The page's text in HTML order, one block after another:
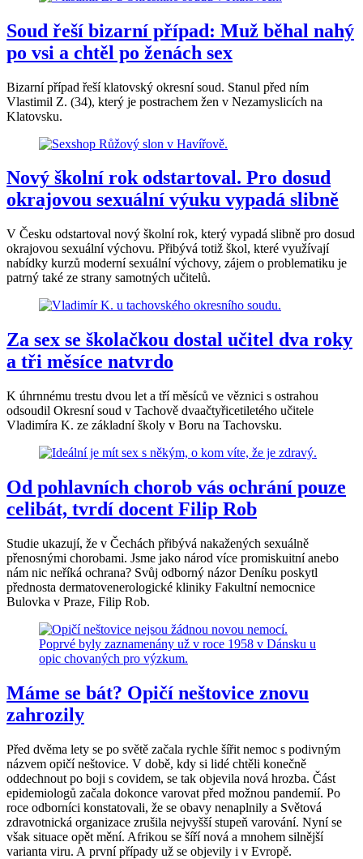
Soud řeší bizarní případ: Muž běhal nahý
po vsi a chtěl po ženách sex
Bizarní případ řeší klatovský okresní soud. Stanul před ním
Vlastimil Z. (34), který je postrachem žen v Nezamyslicích na
Klatovsku.
Nový školní rok odstartoval. Pro dosud
okrajovou sexuální výuku vypadá slibně
V Česku odstartoval nový školní rok, který vypadá slibně pro dosud
okrajovou sexuální výchovu. Přibývá totiž škol, které využívají
nabídky kurzů moderní sexuální výchovy, zájem o problematiku je
patrný také ze strany samotných učitelů.
Za sex se školačkou dostal učitel dva roky
a tři měsíce natvrdo
K úhrnnému trestu dvou let a tří měsíců ve věznici s ostrahou
odsoudil Okresní soud v Tachově dvaačtyřicetiletého učitele
Vladimíra K. ze základní školy v Boru na Tachovsku.
Od pohlavních chorob vás ochrání pouze
celibát, tvrdí docent Filip Rob
Studie ukazují, že v Čechách přibývá nakažených sexuálně
přenosnými chorobami. Jsme jako národ více promiskuitní anebo
nám nic neříká ochrana? Svůj odborný názor Deníku poskytl
přednosta dermatovenerologické kliniky Fakultní nemocnice
Bulovka v Praze, Filip Rob.
Máme se bát? Opičí neštovice znovu
zahrozily
Před dvěma lety se po světě začala rychle šířit nemoc s podivným
názvem opičí neštovice. V době, kdy si lidé chtěli konečně
oddechnout po boji s covidem, se tak objevila nová hrozba. Část
epidemiologů začala dokonce varovat před možnou pandemií. Po
roce odborníci konstatovali, že se obavy nenaplnily a Světová
zdravotnická organizace zrušila nejvyšší stupeň varování. Nyní se
však situace opět mění. Afrikou se šíří nová a mnohem silnější
varianta viru. A první případy už se objevily i v Evropě.